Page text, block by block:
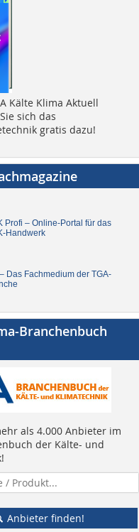
Kälte Klima Aktuell
sich das
gratis dazu!
Profi – Online-Portal für das
Handwerk
Das Fachmedium der TGA-
Branchenbuch
als 4.000 Anbieter im
der Kälte- und
Anbieter finden!